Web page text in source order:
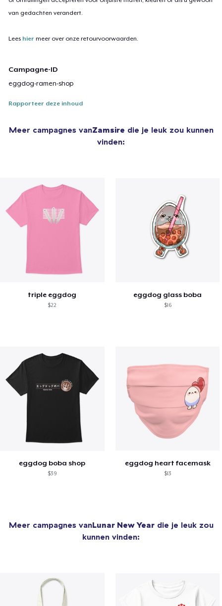
van gedachten verandert.
Lees hier meer over onze retourvoorwaarden.
Campagne-ID
eggdog-ramen-shop
Rapporteer deze inhoud
Meer campagnes vanZamsire die je leuk zou kunnen
vinden:
triple eggdog
$22
eggdog glass boba
$16
eggdog boba shop
$39
eggdog heart facemask
$13
Meer campagnes vanLunar New Yeardie je leuk zou
kunnen vinden: